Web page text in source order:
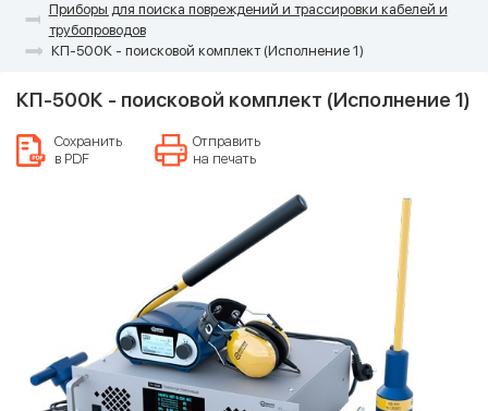
Приборы для поиска повреждений и трассировки кабелей и
трубопроводов
КП-500К - поисковой комплект (Исполнение 1)
КП-500К - поисковой комплект (Исполнение 1)
Сохранить
в PDF
Отправить
на печать